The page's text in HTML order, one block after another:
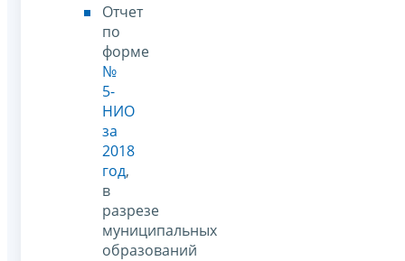
Отчет
по
форме
№
5-
НИО
за
2018
год,
в
разрезе
муниципальных
образований